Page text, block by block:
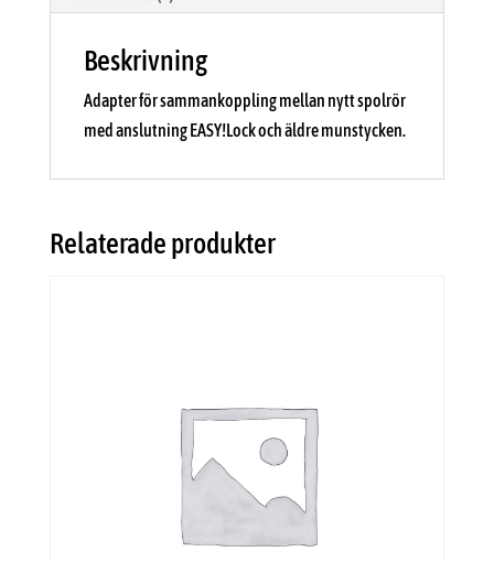
Beskrivning
Adapter för sammankoppling mellan nytt spolrör
med anslutning EASY!Lock och äldre munstycken.
Relaterade produkter